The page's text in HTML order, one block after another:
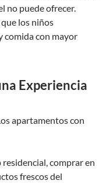
no puede ofrecer.
los niños
comida con mayor
Experiencia
apartamentos con
comprar en
frescos del